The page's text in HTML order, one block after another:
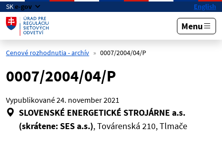
Preskočiť na hlavný obsah
SKe-gov English
Menu
Cenové rozhodnutia - archív 0007/2004/04/P
0007/2004/04/P
Vypublikované24. november 2021
SLOVENSKÉ ENERGETICKÉ STROJÁRNE a.s.
(skrátene: SES a.s.), Továrenská 210, Tlmače